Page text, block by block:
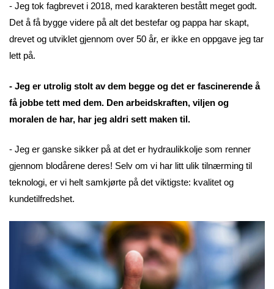
- Jeg tok fagbrevet i 2018, med karakteren bestått meget godt.
Det å få bygge videre på alt det bestefar og pappa har skapt,
drevet og utviklet gjennom over 50 år, er ikke en oppgave jeg tar
lett på.
- Jeg er utrolig stolt av dem begge og det er fascinerende å
få jobbe tett med dem. Den arbeidskraften, viljen og
moralen de har, har jeg aldri sett maken til.
- Jeg er ganske sikker på at det er hydraulikkolje som renner
gjennom blodårene deres! Selv om vi har litt ulik tilnærming til
teknologi, er vi helt samkjørte på det viktigste: kvalitet og
kundetilfredshet.